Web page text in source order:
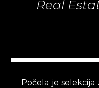
Real
Počela je